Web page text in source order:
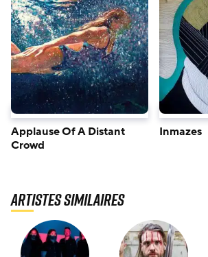
Applause Of A Distant
Crowd
Inmazes
Artistes similaires